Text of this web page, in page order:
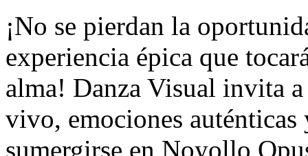
¡No se pierdan la
experiencia épica que
alma! Danza Visual invita
vivo, emociones
sumergirse en Noyollo